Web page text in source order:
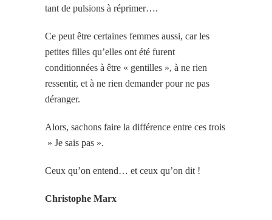
tant de pulsions à réprimer….
Ce peut être certaines femmes aussi, car les
petites filles qu’elles ont été furent
conditionnées à être « gentilles », à ne rien
ressentir, et à ne rien demander pour ne pas
déranger.
Alors, sachons faire la différence entre ces trois
» Je sais pas ».
Ceux qu’on entend… et ceux qu’on dit !
Christophe Marx